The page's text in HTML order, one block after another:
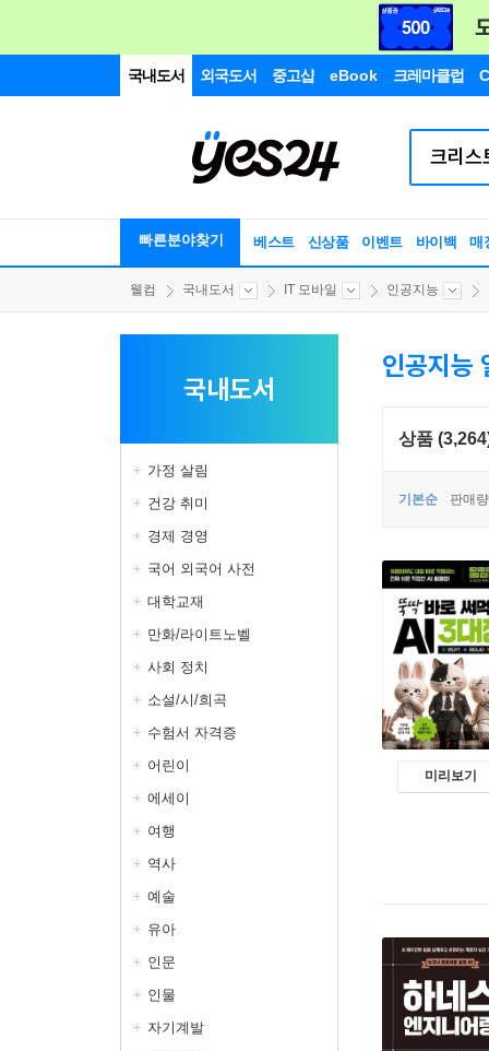
국내도서 외국도서 중고샵 eBook 크레마클럽
빠른분야찾기 베스트 신상품 이벤트 바이백 매
웰컴 국내도서 IT 모바일 인공지능
국내도서
가정 살림
건강 취미
경제 경영
국어 외국어 사전
대학교재
만화/라이트노벨
사회 정치
소설/시/희곡
수험서 자격증
어린이
에세이
여행
역사
예술
유아
인문
인물
자기계발
인공지능
상품
기본순 판매
미리보기